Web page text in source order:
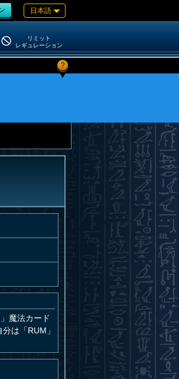
日本語
リミット
レギュレーション
?
魔法カード
は「RUM」